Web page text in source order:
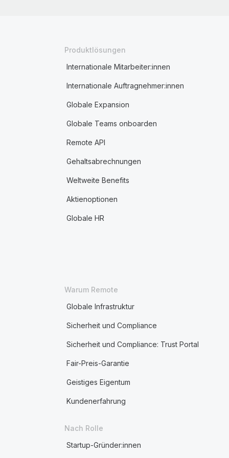
Produktlösungen
Internationale Mitarbeiter:innen
Internationale Auftragnehmer:innen
Globale Expansion
Globale Teams onboarden
Remote API
Gehaltsabrechnungen
Weltweite Benefits
Aktienoptionen
Globale HR
Warum Remote
Globale Infrastruktur
Sicherheit und Compliance
Sicherheit und Compliance: Trust Portal
Fair-Preis-Garantie
Geistiges Eigentum
Kundenerfahrung
Nach Rolle
Startup-Gründer:innen